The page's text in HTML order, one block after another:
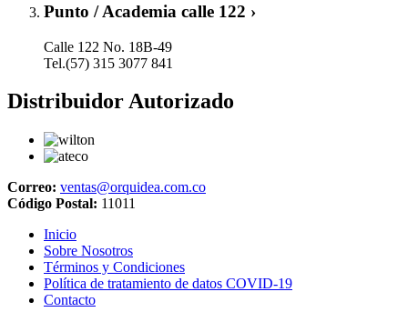
Punto / Academia calle 122 ›
Calle 122 No. 18B-49
Tel.(57) 315 3077 841
Distribuidor Autorizado
Correo: ventas@orquidea.com.co
Código Postal: 11011
Inicio
Sobre Nosotros
Términos y Condiciones
Política de tratamiento de datos COVID-19
Contacto